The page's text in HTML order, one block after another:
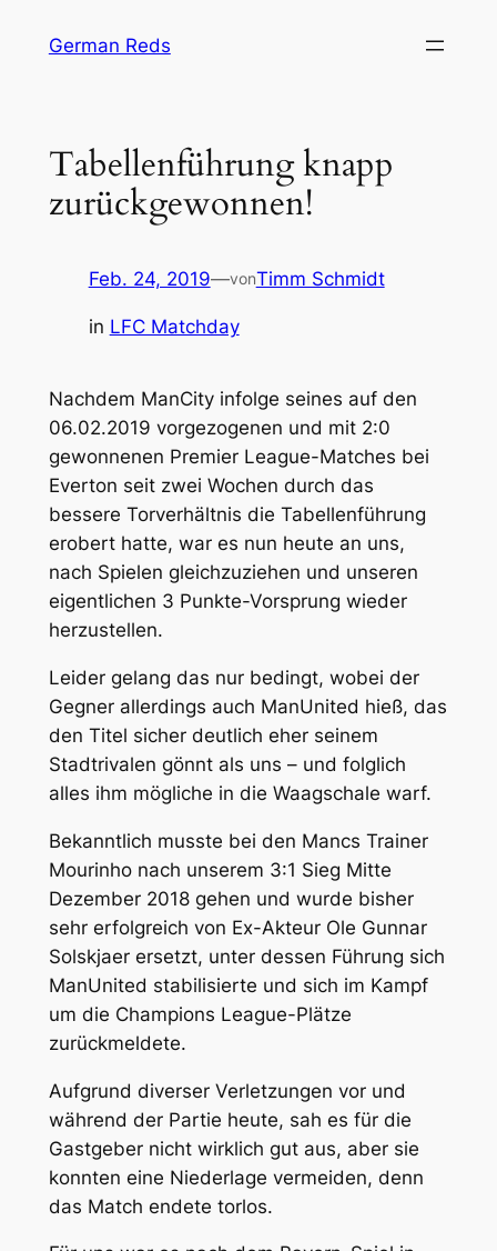
InhaltGerman Reds
Tabellenführung knapp
zurückgewonnen!
Feb. 24, 2019—vonTimm Schmidt
in LFC Matchday
Nachdem ManCity infolge seines auf den
06.02.2019 vorgezogenen und mit 2:0
gewonnenen Premier League-Matches bei
Everton seit zwei Wochen durch das
bessere Torverhältnis die Tabellenführung
erobert hatte, war es nun heute an uns,
nach Spielen gleichzuziehen und unseren
eigentlichen 3 Punkte-Vorsprung wieder
herzustellen.
Leider gelang das nur bedingt, wobei der
Gegner allerdings auch ManUnited hieß, das
den Titel sicher deutlich eher seinem
Stadtrivalen gönnt als uns – und folglich
alles ihm mögliche in die Waagschale warf.
Bekanntlich musste bei den Mancs Trainer
Mourinho nach unserem 3:1 Sieg Mitte
Dezember 2018 gehen und wurde bisher
sehr erfolgreich von Ex-Akteur Ole Gunnar
Solskjaer ersetzt, unter dessen Führung sich
ManUnited stabilisierte und sich im Kampf
um die Champions League-Plätze
zurückmeldete.
Aufgrund diverser Verletzungen vor und
während der Partie heute, sah es für die
Gastgeber nicht wirklich gut aus, aber sie
konnten eine Niederlage vermeiden, denn
das Match endete torlos.